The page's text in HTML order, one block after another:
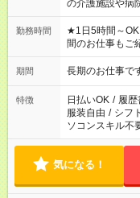
の介護施設や病
勤務時間
★1日5時間～
間のお仕事もご
庭の都合でお休
週最低15時間以
期間 長期のお仕事で
特徴 日払いOK / 履歴
服装自由 / シフ
ソコンスキル不
気になる！